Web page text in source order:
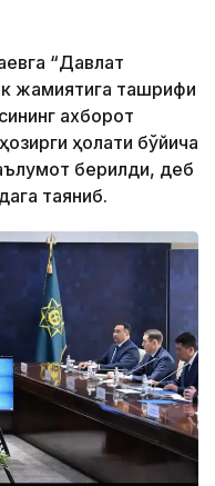
“Давлат
жамиятига ташрифи
ахборот
ҳолати бўйича
берилди, деб
таяниб.